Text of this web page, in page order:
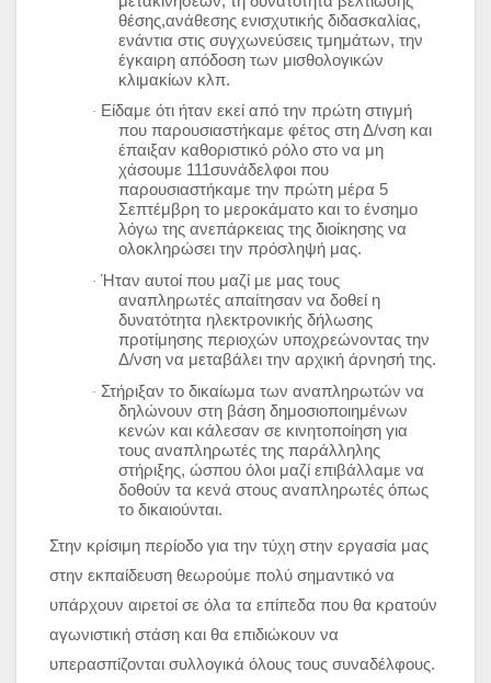
θέσης,ανάθεσης ενισχυτικής διδασκαλίας,
ενάντια στις συγχωνεύσεις τμημάτων, την
έγκαιρη απόδοση των μισθολογικών
κλιμακίων κλπ.
· Είδαμε ότι ήταν εκεί από την πρώτη στιγμή
που παρουσιαστήκαμε φέτος στη Δ/νση και
έπαιξαν καθοριστικό ρόλο στο να μη
χάσουμε 111συνάδελφοι που
παρουσιαστήκαμε την πρώτη μέρα 5
Σεπτέμβρη το μεροκάματο και το ένσημο
λόγω της ανεπάρκειας της διοίκησης να
ολοκληρώσει την πρόσληψή μας.
· Ήταν αυτοί που μαζί με μας τους
αναπληρωτές απαίτησαν να δοθεί η
δυνατότητα ηλεκτρονικής δήλωσης
προτίμησης περιοχών υποχρεώνοντας την
Δ/νση να μεταβάλει την αρχική άρνησή της.
· Στήριξαν το δικαίωμα των αναπληρωτών να
δηλώνουν στη βάση δημοσιοποιημένων
κενών και κάλεσαν σε κινητοποίηση για
τους αναπληρωτές της παράλληλης
στήριξης, ώσπου όλοι μαζί επιβάλλαμε να
δοθούν τα κενά στους αναπληρωτές όπως
το δικαιούνται.
Στην κρίσιμη περίοδο για την τύχη στην εργασία μας
στην εκπαίδευση θεωρούμε πολύ σημαντικό να
υπάρχουν αιρετοί σε όλα τα επίπεδα που θα κρατούν
αγωνιστική στάση και θα επιδιώκουν να
υπερασπίζονται συλλογικά όλους τους συναδέλφους.